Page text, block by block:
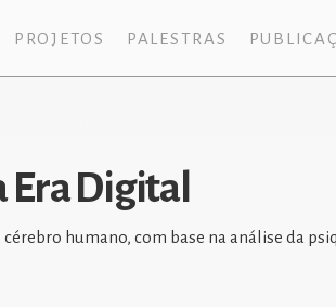
PROJETOS PALESTRAS
Digital
humano, com base na análise da